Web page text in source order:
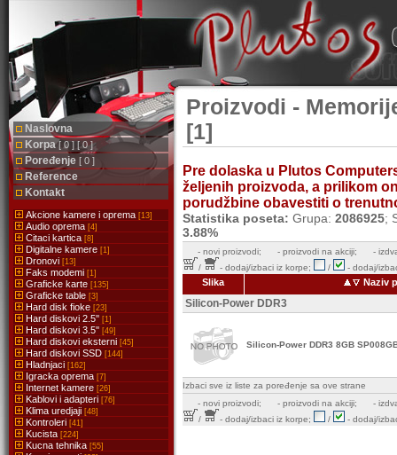
Naslovna
Korpa[ 0 ] [ 0 ]
Poređenje [ 0 ]
Reference
Kontakt
Akcione kamere i oprema [13]
Audio oprema [4]
Citaci kartica [8]
Digitalne kamere [1]
Dronovi [13]
Faks modemi [1]
Graficke karte [135]
Graficke table [3]
Hard disk fioke [23]
Hard diskovi 2.5'' [1]
Hard diskovi 3.5'' [49]
Hard diskovi eksterni [45]
Hard diskovi SSD [144]
Hladnjaci [162]
Igracka oprema [7]
Internet kamere [26]
Kablovi i adapteri [76]
Klima uredjaji [48]
Kontroleri [41]
Kucista [224]
Kucna tehnika [55]
Proizvodi -
[1]
Pre dolaska u Plutos
željenih proizvoda, a prilikom
porudžbine obavestiti o
Statistika poseta: Grupa: 2086925;
3.88%
- novi proizvodi; - proizvodi na akciji;
-
/
- dodaj/izbaci iz korpe; / - dodaj/
Slika Naziv
Silicon-Power DDR3
Silicon-Power DDR3 8GB
Izbaci sve iz liste za poređenje sa ove strane
- novi proizvodi; - proizvodi na akciji;
-
/
- dodaj/izbaci iz korpe; / - dodaj/